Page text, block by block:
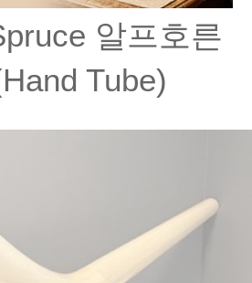
알프호른
Tube)